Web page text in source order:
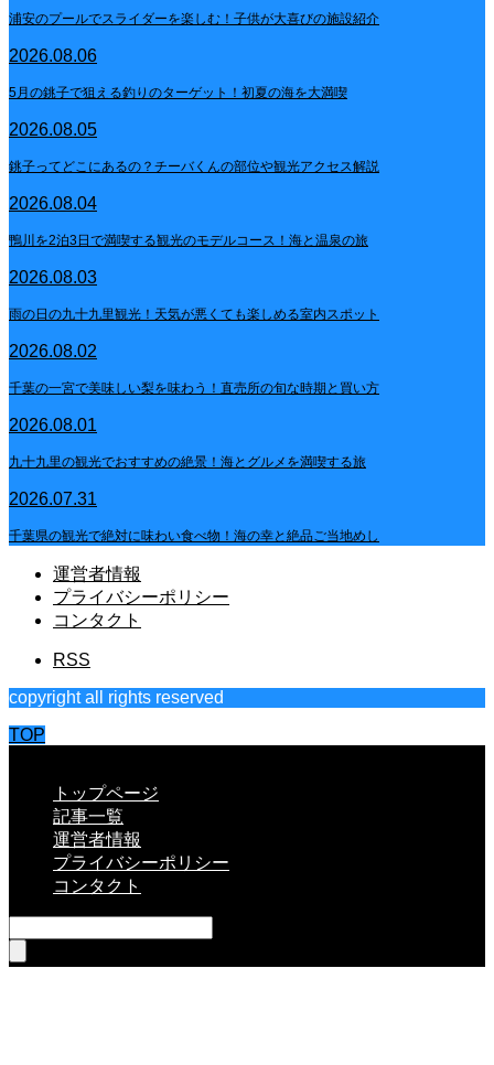
浦安のプールでスライダーを楽しむ！子供が大喜びの施設紹介
2026.08.06
5月の銚子で狙える釣りのターゲット！初夏の海を大満喫
2026.08.05
銚子ってどこにあるの？チーバくんの部位や観光アクセス解説
2026.08.04
鴨川を2泊3日で満喫する観光のモデルコース！海と温泉の旅
2026.08.03
雨の日の九十九里観光！天気が悪くても楽しめる室内スポット
2026.08.02
千葉の一宮で美味しい梨を味わう！直売所の旬な時期と買い方
2026.08.01
九十九里の観光でおすすめの絶景！海とグルメを満喫する旅
2026.07.31
千葉県の観光で絶対に味わい食べ物！海の幸と絶品ご当地めし
運営者情報
プライバシーポリシー
コンタクト
RSS
copyright all rights reserved
TOP
トップページ
記事一覧
運営者情報
プライバシーポリシー
コンタクト